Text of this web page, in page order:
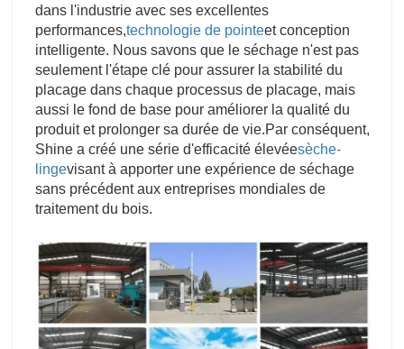
dans l'industrie avec ses excellentes
performances,technologie de pointeet conception
intelligente. Nous savons que le séchage n'est pas
seulement l'étape clé pour assurer la stabilité du
placage dans chaque processus de placage, mais
aussi le fond de base pour améliorer la qualité du
produit et prolonger sa durée de vie.Par conséquent,
Shine a créé une série d'efficacité élevéesèche-
lingevisant à apporter une expérience de séchage
sans précédent aux entreprises mondiales de
traitement du bois.